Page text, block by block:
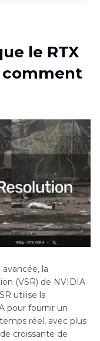
et
Res ?
obtenir des
le RTX
comment
la
(VSR) de NVIDIA
utilise la
pour fournir un
réel, avec plus
croissante de